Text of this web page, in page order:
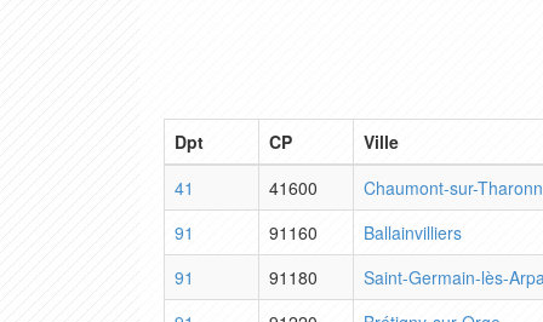
Dpt CP
Ville
41
41600
Chaumont-sur-
91
91160
Ballainvilliers
91
91180
Saint-Germain-lès-